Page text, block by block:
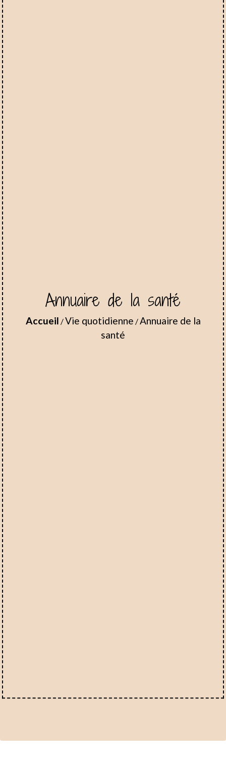
Annuaire de la santé
Accueil /Vie quotidienne / Annuaire de la
santé